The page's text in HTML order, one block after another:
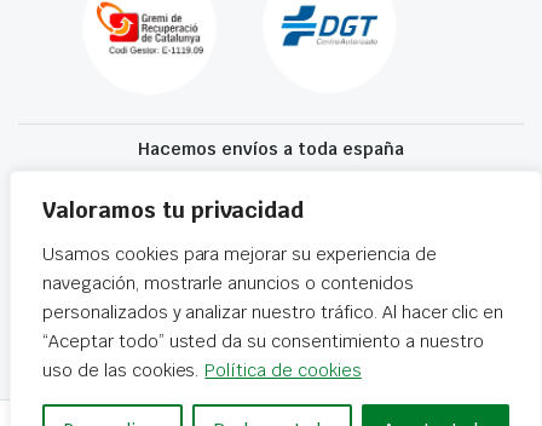
Valoramos tu privacidad
Usamos cookies para mejorar su experiencia de
navegación, mostrarle anuncios o contenidos
personalizados y analizar nuestro tráfico. Al hacer clic en
“Aceptar todo” usted da su consentimiento a nuestro
uso de las cookies. Política de cookies
Hacemos envíos a toda españa
Recibe tu recambio en 24-72 horas
Desguaces El Recanvi 2026 ©Condiciones generales·Declaración de